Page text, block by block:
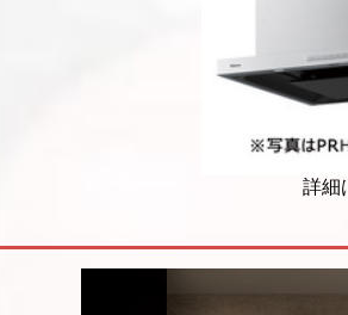
詳細
品 そ